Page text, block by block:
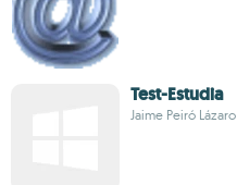
Test-Estudia
Jaime Peiró Lázaro